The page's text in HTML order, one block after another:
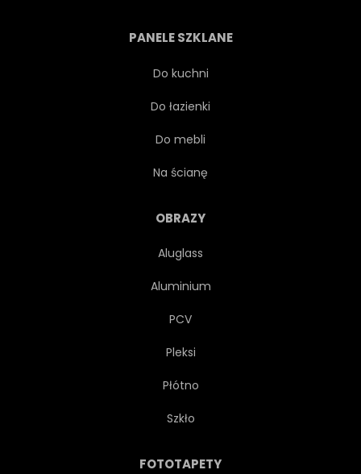
PANELE SZKLANE
Do kuchni
Do łazienki
Do mebli
Na ścianę
OBRAZY
Aluglass
Aluminium
PCV
Pleksi
Płótno
Szkło
FOTOTAPETY